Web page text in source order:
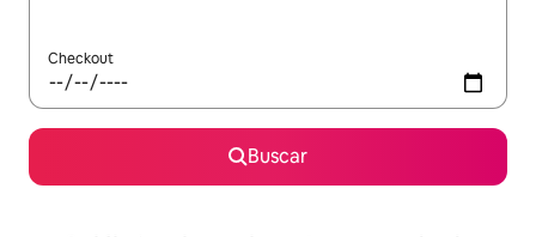
Checkout
Buscar